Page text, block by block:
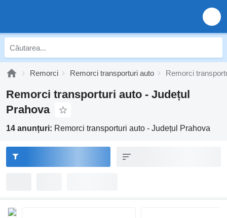
Remorci Remorci transporturi auto Remorci
Remorci transporturi auto - Județul
Prahova
14 anunțuri: Remorci transporturi auto - Județul Prahova